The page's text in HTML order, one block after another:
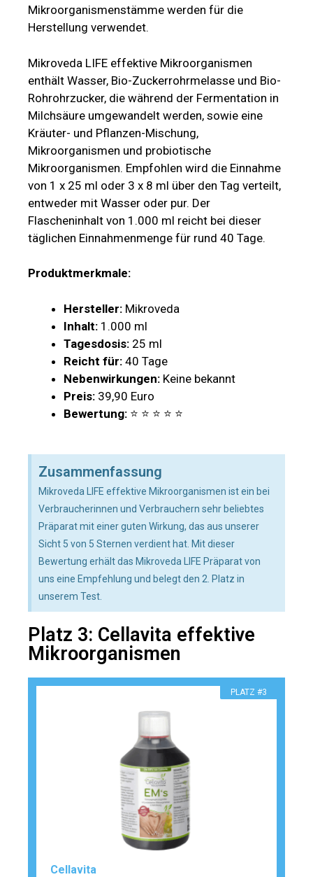
Mikroorganismenstämme werden für die
Herstellung verwendet.
Mikroveda LIFE effektive Mikroorganismen
enthält Wasser, Bio-Zuckerrohrmelasse und Bio-
Rohrohrzucker, die während der Fermentation in
Milchsäure umgewandelt werden, sowie eine
Kräuter- und Pflanzen-Mischung,
Mikroorganismen und probiotische
Mikroorganismen. Empfohlen wird die Einnahme
von 1 x 25 ml oder 3 x 8 ml über den Tag verteilt,
entweder mit Wasser oder pur. Der
Flascheninhalt von 1.000 ml reicht bei dieser
täglichen Einnahmenmenge für rund 40 Tage.
Produktmerkmale:
Hersteller: Mikroveda
Inhalt: 1.000 ml
Tagesdosis: 25 ml
Reicht für: 40 Tage
Nebenwirkungen: Keine bekannt
Preis: 39,90 Euro
Bewertung: ⭐ ⭐ ⭐ ⭐ ⭐
Zusammenfassung
Mikroveda LIFE effektive Mikroorganismen ist ein bei
Verbraucherinnen und Verbrauchern sehr beliebtes
Präparat mit einer guten Wirkung, das aus unserer
Sicht 5 von 5 Sternen verdient hat. Mit dieser
Bewertung erhält das Mikroveda LIFE Präparat von
uns eine Empfehlung und belegt den 2. Platz in
unserem Test.
Platz 3: Cellavita effektive
Mikroorganismen
PLATZ #3
Cellavita